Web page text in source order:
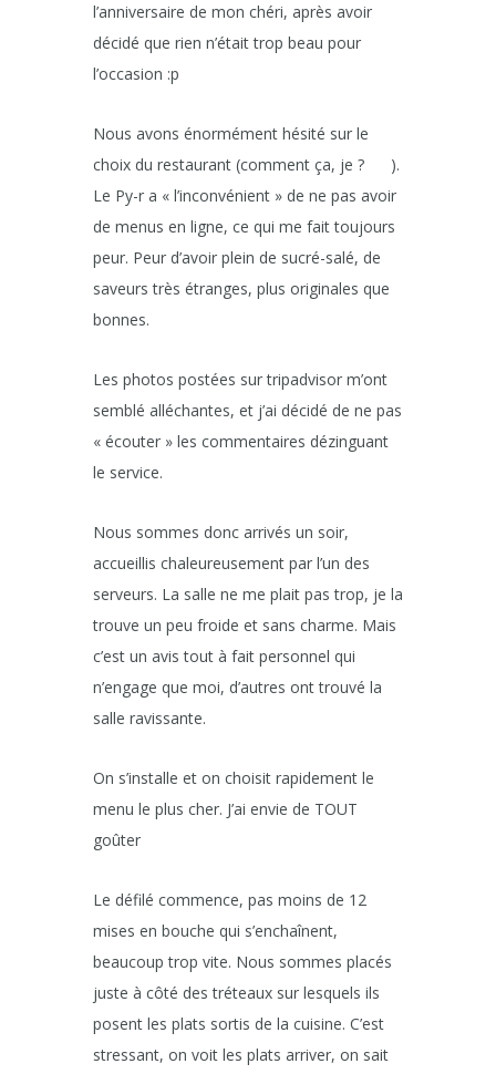
l’anniversaire de mon chéri, après avoir
décidé que rien n’était trop beau pour
l’occasion :p
Nous avons énormément hésité sur le
choix du restaurant (comment ça, je ?
).
Le Py-r a « l’inconvénient » de ne pas avoir
de menus en ligne, ce qui me fait toujours
peur. Peur d’avoir plein de sucré-salé, de
saveurs très étranges, plus originales que
bonnes.
Les photos postées sur tripadvisor m’ont
semblé alléchantes, et j’ai décidé de ne pas
« écouter » les commentaires dézinguant
le service.
Nous sommes donc arrivés un soir,
accueillis chaleureusement par l’un des
serveurs. La salle ne me plait pas trop, je la
trouve un peu froide et sans charme. Mais
c’est un avis tout à fait personnel qui
n’engage que moi, d’autres ont trouvé la
salle ravissante.
On s’installe et on choisit rapidement le
menu le plus cher. J’ai envie de TOUT
goûter
Le défilé commence, pas moins de 12
mises en bouche qui s’enchaînent,
beaucoup trop vite. Nous sommes placés
juste à côté des tréteaux sur lesquels ils
posent les plats sortis de la cuisine. C’est
stressant, on voit les plats arriver, on sait